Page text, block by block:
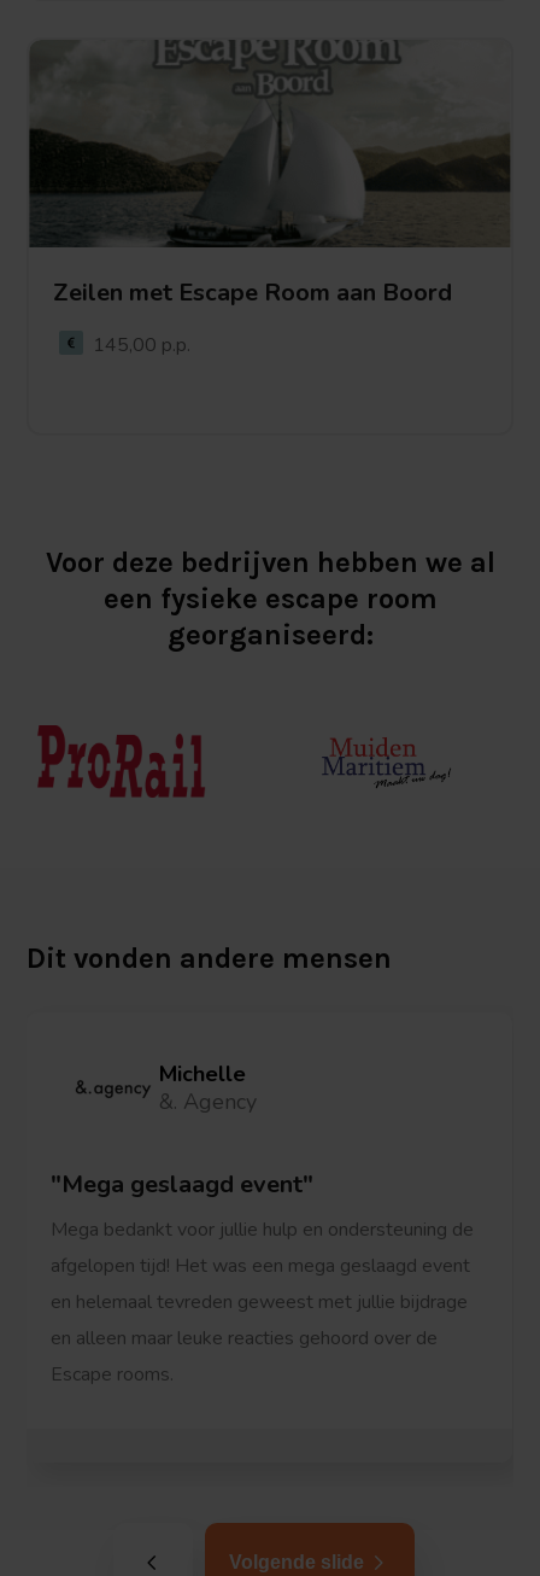
deze
Zeilen met Escape Room aan Boord
145,00 p.p.
Voor deze bedrijven hebben we al
een fysieke escape room
georganiseerd:
Dit vonden andere mensen
Michelle
&. Agency
Mega geslaagd event
Mega bedankt voor jullie hulp en ondersteuning de
afgelopen tijd! Het was een mega geslaagd event
en helemaal tevreden geweest met jullie bijdrage
en alleen maar leuke reacties gehoord over de
Escape rooms.
Volgende slide